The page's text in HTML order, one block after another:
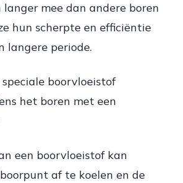
mee dan andere boren
hun scherpte en efficiëntie
langere periode.
boorvloeistof
het boren met een
een boorvloeistof kan
af te koelen en de